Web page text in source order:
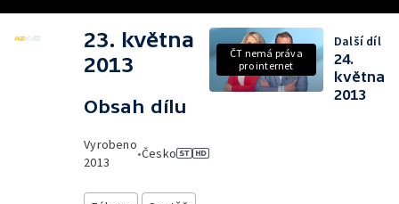
23. května
2013
Obsah dílu
Vyrobeno
2013
•Česko
ČT nemá práva
pro internet
Další díl
24.
května
2013